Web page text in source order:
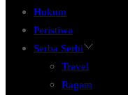
Hukum
Peristiwa
Serba Serbi
Travel
Ragam